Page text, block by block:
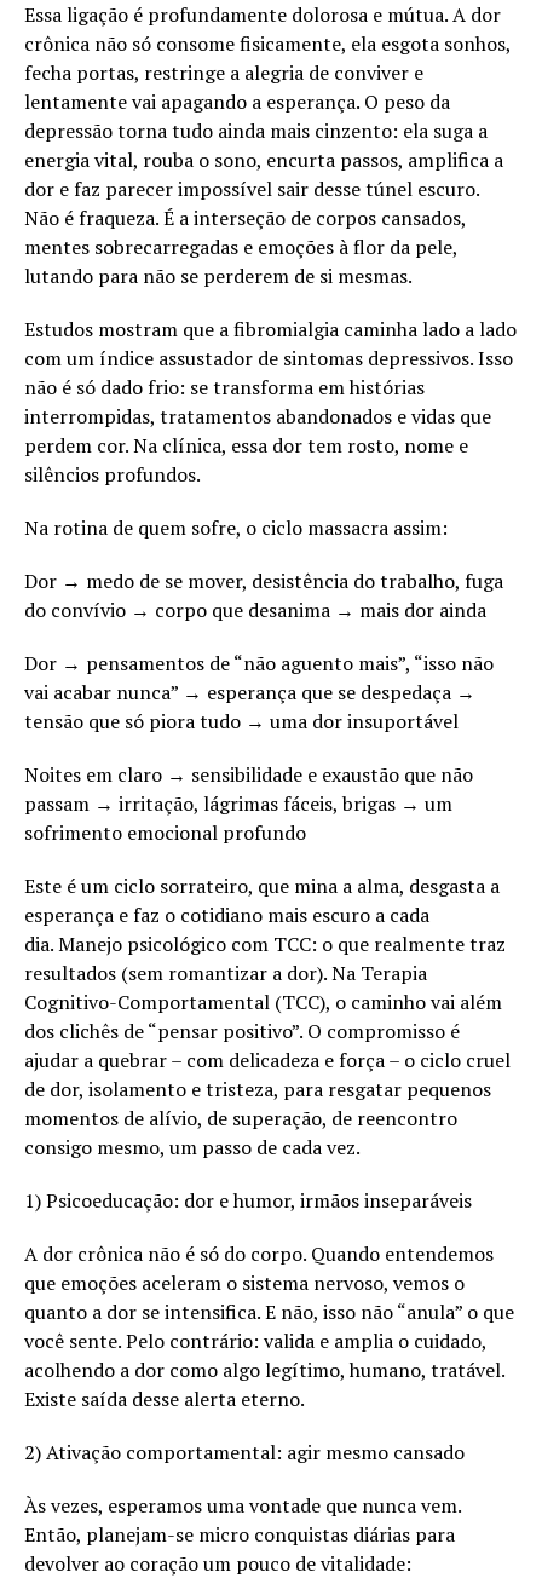
Essa ligação é profundamente dolorosa e mútua. A dor
crônica não só consome fisicamente, ela esgota sonhos,
fecha portas, restringe a alegria de conviver e
lentamente vai apagando a esperança. O peso da
depressão torna tudo ainda mais cinzento: ela suga a
energia vital, rouba o sono, encurta passos, amplifica a
dor e faz parecer impossível sair desse túnel escuro.
Não é fraqueza. É a interseção de corpos cansados,
mentes sobrecarregadas e emoções à flor da pele,
lutando para não se perderem de si mesmas.
Estudos mostram que a fibromialgia caminha lado a lado
com um índice assustador de sintomas depressivos. Isso
não é só dado frio: se transforma em histórias
interrompidas, tratamentos abandonados e vidas que
perdem cor. Na clínica, essa dor tem rosto, nome e
silêncios profundos.
Na rotina de quem sofre, o ciclo massacra assim:
Dor → medo de se mover, desistência do trabalho, fuga
do convívio → corpo que desanima → mais dor ainda
Dor → pensamentos de “não aguento mais”, “isso não
vai acabar nunca” → esperança que se despedaça →
tensão que só piora tudo → uma dor insuportável
Noites em claro → sensibilidade e exaustão que não
passam → irritação, lágrimas fáceis, brigas → um
sofrimento emocional profundo
Este é um ciclo sorrateiro, que mina a alma, desgasta a
esperança e faz o cotidiano mais escuro a cada
dia. Manejo psicológico com TCC: o que realmente traz
resultados (sem romantizar a dor). Na Terapia
Cognitivo-Comportamental (TCC), o caminho vai além
dos clichês de “pensar positivo”. O compromisso é
ajudar a quebrar – com delicadeza e força – o ciclo cruel
de dor, isolamento e tristeza, para resgatar pequenos
momentos de alívio, de superação, de reencontro
consigo mesmo, um passo de cada vez.
1) Psicoeducação: dor e humor, irmãos inseparáveis
A dor crônica não é só do corpo. Quando entendemos
que emoções aceleram o sistema nervoso, vemos o
quanto a dor se intensifica. E não, isso não “anula” o que
você sente. Pelo contrário: valida e amplia o cuidado,
acolhendo a dor como algo legítimo, humano, tratável.
Existe saída desse alerta eterno.
2) Ativação comportamental: agir mesmo cansado
Às vezes, esperamos uma vontade que nunca vem.
Então, planejam-se micro conquistas diárias para
devolver ao coração um pouco de vitalidade: